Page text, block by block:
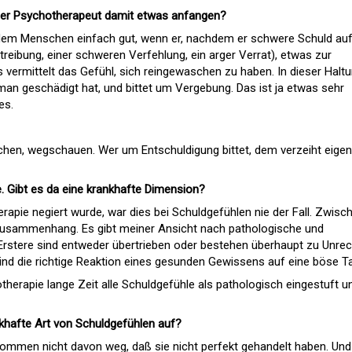
Psychotherapeut damit etwas anfangen?
Menschen einfach gut, wenn er, nachdem er schwere Schuld auf
einer schweren Verfehlung, ein arger Verrat), etwas zur
vermittelt das Gefühl, sich reingewaschen zu haben. In dieser
geschädigt hat, und bittet um Vergebung. Das ist ja etwas sehr
wegschauen. Wer um Entschuldigung bittet, dem verzeiht
Gibt es da eine krankhafte Dimension?
negiert wurde, war dies bei Schuldgefühlen nie der Fall.
Es gibt meiner Ansicht nach pathologische und
sind entweder übertrieben oder bestehen überhaupt zu
die richtige Reaktion eines gesunden Gewissens auf eine böse
lange Zeit alle Schuldgefühle als pathologisch eingestuft
Art von Schuldgefühlen auf?
nicht davon weg, daß sie nicht perfekt gehandelt haben. Und